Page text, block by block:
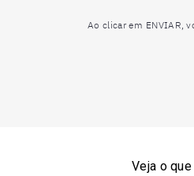
Ao clicar em ENVIAR,
Veja o